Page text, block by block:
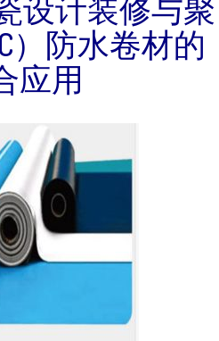
设计装修与聚
）防水卷材的
应用